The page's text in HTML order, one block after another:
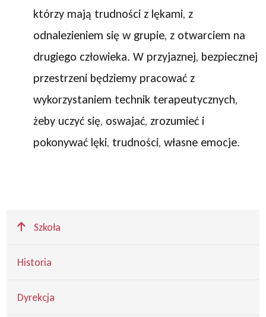
którzy mają trudności z lękami, z
odnalezieniem się w grupie, z otwarciem na
drugiego człowieka. W przyjaznej, bezpiecznej
przestrzeni będziemy pracować z
wykorzystaniem technik terapeutycznych,
żeby uczyć się, oswajać, zrozumieć i
pokonywać lęki, trudności, własne emocje.
Wyżej
Szkoła
Historia
Dyrekcja